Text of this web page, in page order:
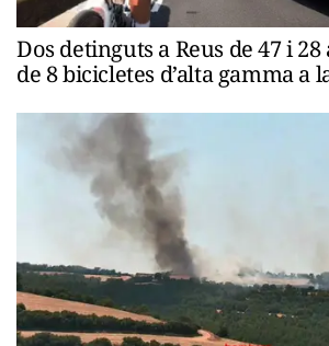
Dos detinguts a Reus de 47 i
de 8 bicicletes d’alta gamma a